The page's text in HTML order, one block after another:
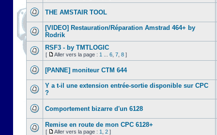
THE AMSTAIR TOOL
[VIDEO] Restauration/Réparation Amstrad 464+ by
Rodrik
RSF3 - by TMTLOGIC
[ Aller vers la page : 1 6 7 8 ]
[PANNE] moniteur CTM 644
Y a t-il une extension entrée-sortie disponible sur CPC
?
Comportement bizarre d'un 6128
Remise en route de mon CPC 6128+
[ Aller vers la page : 1 2 ]